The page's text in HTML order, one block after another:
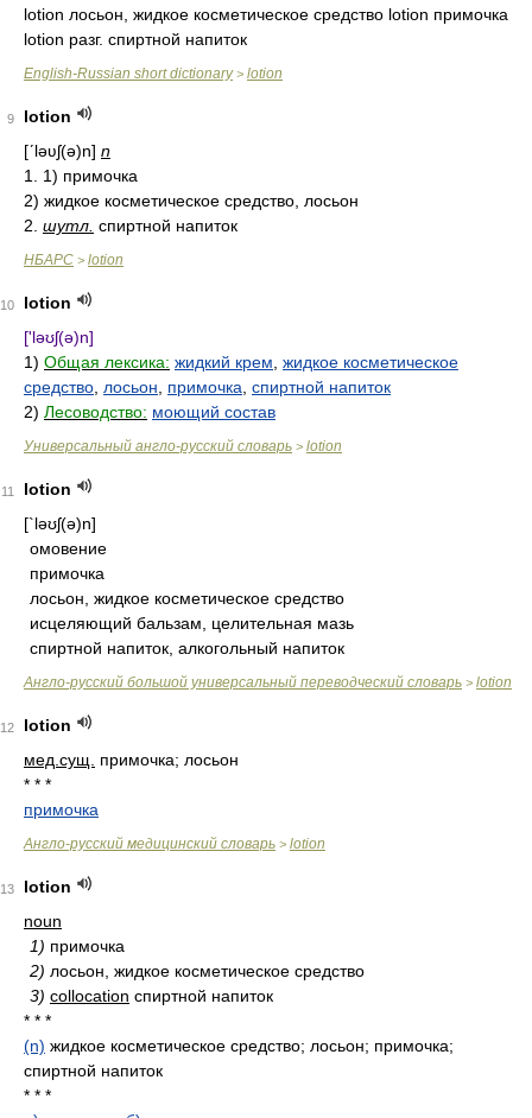
lotion лосьон, жидкое косметическое средство lotion примочка
lotion разг. спиртной напиток
English-Russian short dictionary> lotion
9
lotion
[ʹləʋʃ(ə)n] n
1. 1) примочка
2) жидкое косметическое средство, лосьон
2. шутл. спиртной напиток
НБАРС > lotion
10
lotion
['ləʊʃ(ə)n]
1) Общая лексика: жидкий крем жидкое косметическое
средство лосьон примочка спиртной напиток
2) Лесоводство: моющий состав
Универсальный англо-русский словарь > lotion
11
lotion
[`ləʊʃ(ə)n]
омовение
примочка
лосьон, жидкое косметическое средство
исцеляющий бальзам, целительная мазь
спиртной напиток, алкогольный напиток
Англо-русский большой универсальный переводческий словарь > lotion
12
lotion
мед. сущ.
примочка; лосьон
* * *
примочка
Англо-русский медицинский словарь > lotion
13
lotion
noun
1) примочка
2) лосьон, жидкое косметическое средство
3) collocation спиртной напиток
* * *
(n) жидкое косметическое средство; лосьон; примочка;
спиртной напиток
* * *